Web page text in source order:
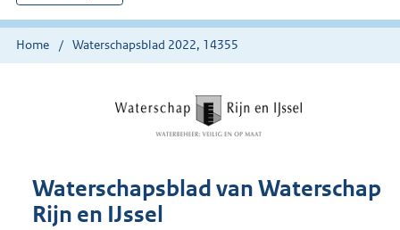
hier:
Home Waterschapsblad 2022, 14355
Waterschapsblad van Waterschap
Rijn en IJssel